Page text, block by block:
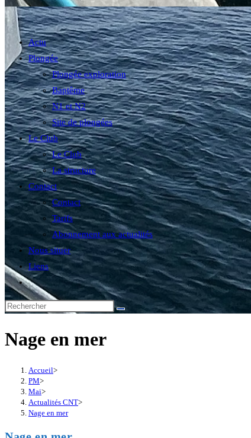
search
Actu
Plongée
Plongée exploration
Baptême
N1 et N2
Site de plongées
Le Club
Le Club
La structure
Contact
Contact
Tarifs
Abonnement aux actualités
Nous situer
Liens
Toggle
website
search
Nage en mer
Accueil>
PM>
Mai>
Actualités CNT>
Nage en mer